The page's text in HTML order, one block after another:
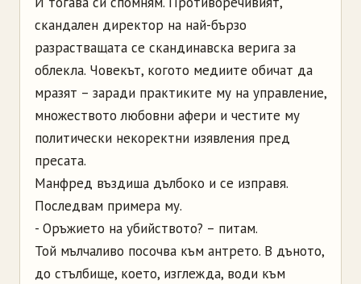
скандален директор на най-бързо
разрастващата се скандинавска верига за
облекла. Човекът, когото медиите обичат да
мразят – заради практиките му на управление,
множеството любовни афери и честите му
политически некоректни изявления пред
пресата.
Манфред въздиша дълбоко и се изправя.
Последвам примера му.
- Оръжието на убийството? – питам.
Той мълчаливо посочва към антрето. В дъното,
до стълбище, което, изглежда, води към